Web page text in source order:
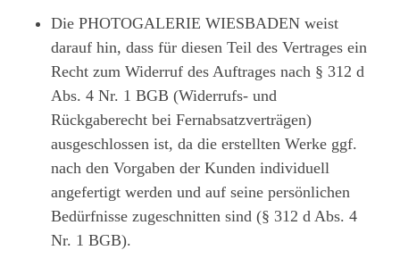
Die PHOTOGALERIE WIESBADEN weist
darauf hin, dass für diesen Teil des Vertrages ein
Recht zum Widerruf des Auftrages nach § 312 d
Abs. 4 Nr. 1 BGB (Widerrufs- und
Rückgaberecht bei Fernabsatzverträgen)
ausgeschlossen ist, da die erstellten Werke ggf.
nach den Vorgaben der Kunden individuell
angefertigt werden und auf seine persönlichen
Bedürfnisse zugeschnitten sind (§ 312 d Abs. 4
Nr. 1 BGB).